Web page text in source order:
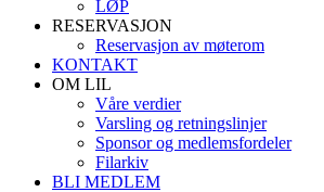
LØP
RESERVASJON
Reservasjon av møterom
KONTAKT
OM LIL
Våre verdier
Varsling og retningslinjer
Sponsor og medlemsfordeler
Filarkiv
BLI MEDLEM